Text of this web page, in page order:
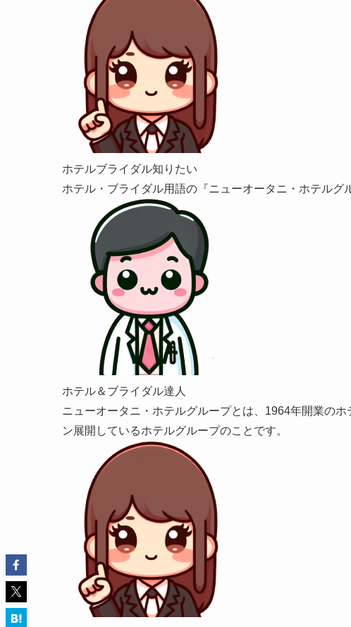
ホテルブライダル知りたい
ホテル・ブライダル用語の『ニューオータニ・ホテルグ
ホテル＆ブライダル達人
ニューオータニ・ホテルグループとは、1964年開業の
ン展開しているホテルグループのことです。